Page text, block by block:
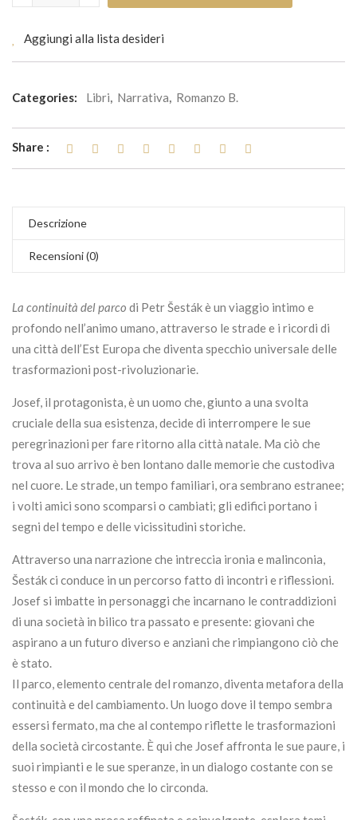
Aggiungi alla lista desideri
Categories: Libri, Narrativa, Romanzo B.
Share :
Descrizione
Recensioni (0)
La continuità del parco di Petr Šesták è un viaggio intimo e
profondo nell’animo umano, attraverso le strade e i ricordi di
una città dell’Est Europa che diventa specchio universale delle
trasformazioni post-rivoluzionarie.
Josef, il protagonista, è un uomo che, giunto a una svolta
cruciale della sua esistenza, decide di interrompere le sue
peregrinazioni per fare ritorno alla città natale. Ma ciò che
trova al suo arrivo è ben lontano dalle memorie che custodiva
nel cuore. Le strade, un tempo familiari, ora sembrano estranee;
i volti amici sono scomparsi o cambiati; gli edifici portano i
segni del tempo e delle vicissitudini storiche.
Attraverso una narrazione che intreccia ironia e malinconia,
Šesták ci conduce in un percorso fatto di incontri e riflessioni.
Josef si imbatte in personaggi che incarnano le contraddizioni
di una società in bilico tra passato e presente: giovani che
aspirano a un futuro diverso e anziani che rimpiangono ciò che
è stato.
Il parco, elemento centrale del romanzo, diventa metafora della
continuità e del cambiamento. Un luogo dove il tempo sembra
essersi fermato, ma che al contempo riflette le trasformazioni
della società circostante. È qui che Josef affronta le sue paure, i
suoi rimpianti e le sue speranze, in un dialogo costante con se
stesso e con il mondo che lo circonda.